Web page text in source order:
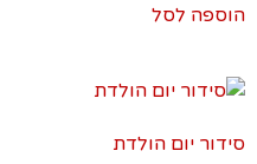
הוספה לסל
סידור יום הולדת